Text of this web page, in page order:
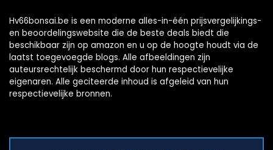
Hv66bonsai.be is een moderne alles-in-één prijsvergelijkings-
en beoordelingswebsite die de beste deals biedt die
beschikbaar zijn op amazon en u op de hoogte houdt via de
laatst toegevoegde blogs. Alle afbeeldingen zijn
auteursrechtelijk beschermd door hun respectievelijke
eigenaren. Alle geciteerde inhoud is afgeleid van hun
respectievelijke bronnen.